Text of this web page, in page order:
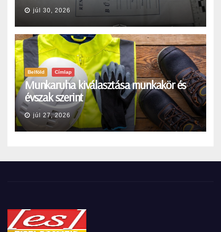
júl 30, 2026
Belföld Címlap
Munkaruha kiválasztása munkakör és
évszak szerint
júl 27, 2026